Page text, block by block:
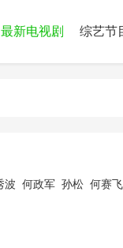
最新电视剧 综艺节
波 何政军 孙松 何赛飞